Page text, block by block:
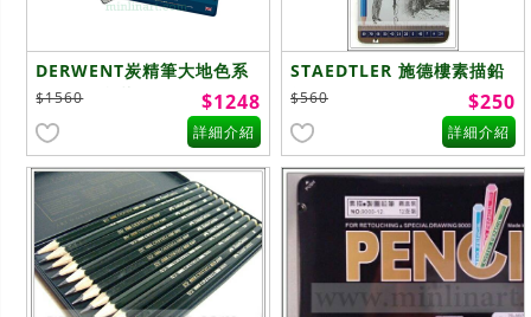
DERWENT炭精筆大地色系
24色-鐵盒裝
$1560 $1248
詳細介紹
STAEDTLER 施德樓素描鉛
筆組
$560 $250
詳細介紹